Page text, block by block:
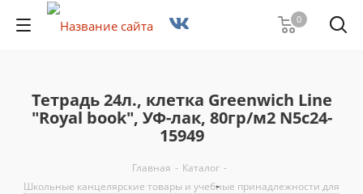
0
Тетрадь 24л., клетка Greenwich Line
"Royal book", УФ-лак, 80гр/м2 N5c24-
15949
Главная - Каталог -
Школьные канцелярские товары и учебные принадлежности для